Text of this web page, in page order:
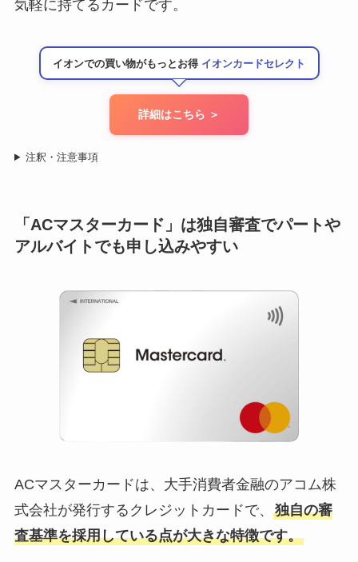
気軽に持てるカードです。
イオンでの買い物がもっとお得 イオンカードセレクト
詳細はこちら ＞
注釈・注意事項
「ACマスターカード」は独自審査でパートや
アルバイトでも申し込みやすい
ACマスターカードは、大手消費者金融のアコム株
式会社が発行するクレジットカードで、 独自の審
査基準を採用している点が大きな特徴です。